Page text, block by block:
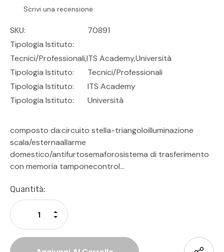
Scrivi una recensione
SKU:
70891
Tipologia Istituto:
Tecnici/professionali,ITS Academy,Università
Tipologia Istituto:
Tecnici/Professionali
Tipologia Istituto:
ITS Academy
Tipologia Istituto:
Università
composto da:circuito stella-triangoloilluminazione
scala/esternaallarme
domestico/antifurtosemaforosistema di trasferimento
con memoria tamponecontrol…
Disponibilità
Attuale:
Quantità:
Diminuisci La Quantità Di Undefined
Aumenta La Quantità Di Undefined